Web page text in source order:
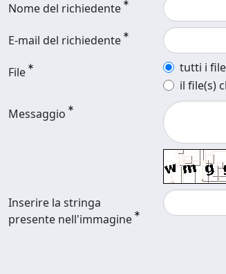
Nome del richiedente
E-mail del richiedente
File
tutti i
il file(s)
Messaggio
Inserire la stringa
presente nell'immagine